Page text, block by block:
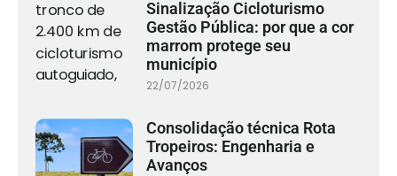
Sinalização Cicloturismo
Gestão Pública: por que a cor
marrom protege seu
município
22/07/2026
Consolidação técnica Rota
Tropeiros: Engenharia e
Avanços